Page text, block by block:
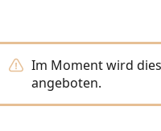
Im Moment wird
angeboten.